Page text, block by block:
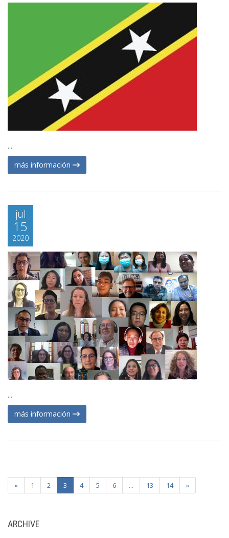
...
más información
jul
15
2020
...
más información
« 1 2 3 4 5 6 ... 13 14 »
ARCHIVE